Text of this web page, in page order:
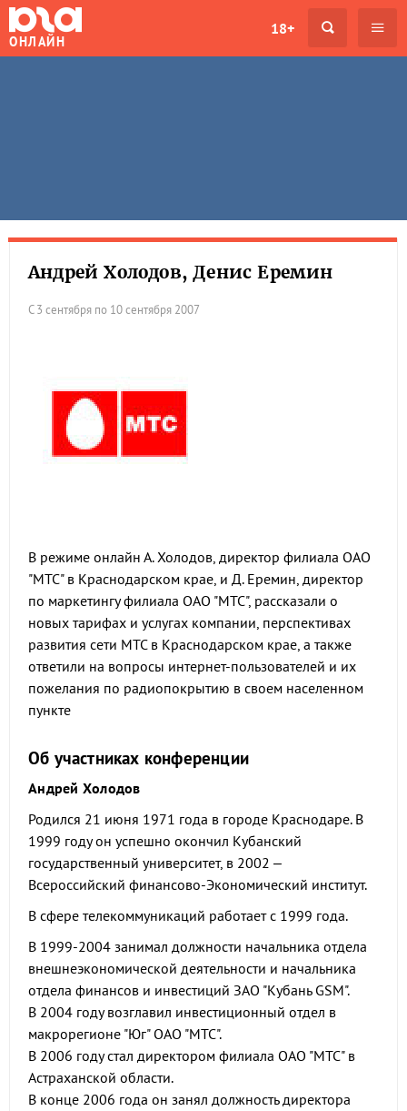
ОНЛАЙН
18+
Андрей Холодов, Денис Еремин
С 3 сентября по 10 сентября 2007
В режиме онлайн А. Холодов, директор филиала ОАО
"МТС" в Краснодарском крае, и Д. Еремин, директор
по маркетингу филиала ОАО "МТС", рассказали о
новых тарифах и услугах компании, перспективах
развития сети МТС в Краснодарском крае, а также
ответили на вопросы интернет-пользователей и их
пожелания по радиопокрытию в своем населенном
пункте
Об участниках конференции
Андрей Холодов
Родился 21 июня 1971 года в городе Краснодаре. В
1999 году он успешно окончил Кубанский
государственный университет, в 2002 –
Всероссийский финансово-Экономический институт.
В сфере телекоммуникаций работает с 1999 года.
В 1999-2004 занимал должности начальника отдела
внешнеэкономической деятельности и начальника
отдела финансов и инвестиций ЗАО "Кубань GSM".
В 2004 году возглавил инвестиционный отдел в
макрорегионе "Юг" ОАО "МТС".
В 2006 году стал директором филиала ОАО "МТС" в
Астраханской области.
В конце 2006 года он занял должность директора